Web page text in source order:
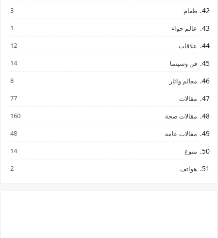
طعام 3
عالم حواء 1
علاقات 12
فن وسينما 14
معالم واثار 8
مقالات 77
مقالات صحة 160
مقالات عامة 48
منوع 14
هواتف 2